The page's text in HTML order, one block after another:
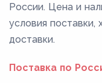
России. Цена и
условия поставки,
доставки.
Поставка по